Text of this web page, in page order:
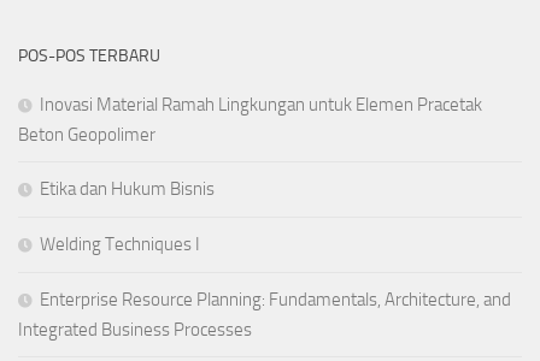
POS-POS TERBARU
Inovasi Material Ramah Lingkungan untuk Elemen Pracetak
Beton Geopolimer
Etika dan Hukum Bisnis
Welding Techniques I
Enterprise Resource Planning: Fundamentals, Architecture, and
Integrated Business Processes